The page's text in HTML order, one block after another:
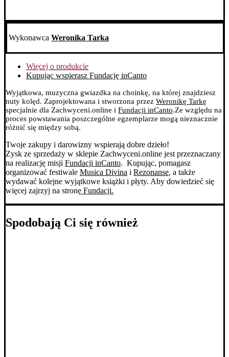
Wykonawca Weronika Tarka
Więcej o produkcie
Kupując wspierasz Fundację inCanto
Wyjątkowa, muzyczna gwiazdka na choinkę, na której znajdziesz
nuty kolęd. Zaprojektowana i stworzona przez Weronikę Tarkę
specjalnie dla Zachwyceni.online i Fundacji inCanto.Ze względu na
proces powstawania poszczególne egzemplarze mogą nieznacznie
różnić się między sobą.
Twoje zakupy i darowizny wspierają dobre dzieło!
Zysk ze sprzedaży w sklepie Zachwyceni.online jest przeznaczany
na realizację misji Fundacji inCanto. Kupując, pomagasz
organizować festiwale Musica Divina i Rezonanse, a także
wydawać kolejne wyjątkowe książki i płyty. Aby dowiedzieć się
więcej zajrzyj na stronę Fundacji.
Spodobają Ci się również